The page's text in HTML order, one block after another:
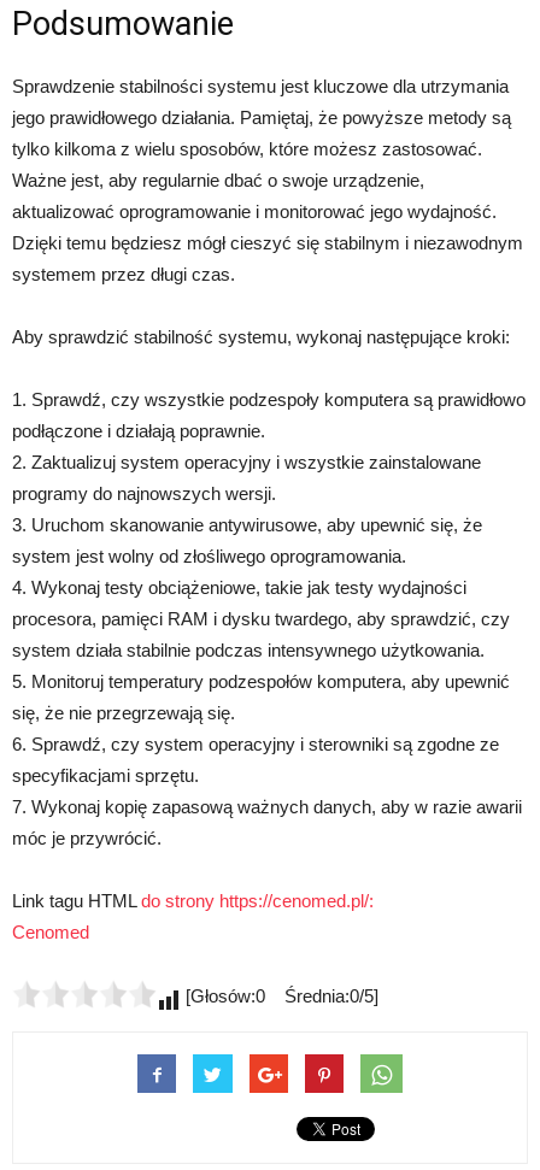
Podsumowanie
Sprawdzenie stabilności systemu jest kluczowe dla utrzymania
jego prawidłowego działania. Pamiętaj, że powyższe metody są
tylko kilkoma z wielu sposobów, które możesz zastosować.
Ważne jest, aby regularnie dbać o swoje urządzenie,
aktualizować oprogramowanie i monitorować jego wydajność.
Dzięki temu będziesz mógł cieszyć się stabilnym i niezawodnym
systemem przez długi czas.
Aby sprawdzić stabilność systemu, wykonaj następujące kroki:
1. Sprawdź, czy wszystkie podzespoły komputera są prawidłowo
podłączone i działają poprawnie.
2. Zaktualizuj system operacyjny i wszystkie zainstalowane
programy do najnowszych wersji.
3. Uruchom skanowanie antywirusowe, aby upewnić się, że
system jest wolny od złośliwego oprogramowania.
4. Wykonaj testy obciążeniowe, takie jak testy wydajności
procesora, pamięci RAM i dysku twardego, aby sprawdzić, czy
system działa stabilnie podczas intensywnego użytkowania.
5. Monitoruj temperatury podzespołów komputera, aby upewnić
się, że nie przegrzewają się.
6. Sprawdź, czy system operacyjny i sterowniki są zgodne ze
specyfikacjami sprzętu.
7. Wykonaj kopię zapasową ważnych danych, aby w razie awarii
móc je przywrócić.
Link tagu HTMLdo strony https://cenomed.pl/:
Cenomed
[Głosów:0 Średnia:0/5]